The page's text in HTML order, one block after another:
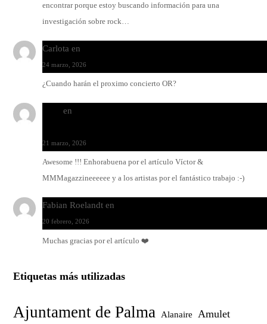
encontrar porque estoy buscando información para una
investigación sobre rock…
Carlota en
24 marzo, 2026
¿Cuando harán el proximo concierto OR?
en
21 marzo, 2026
Awesome !!! Enhorabuena por el artículo Víctor &
MMMagazzineeeeee y a los artistas por el fantástico trabajo :-)
Fabian Roelandt en
20 febrero, 2026
Muchas gracias por el artículo ❤️
Etiquetas más utilizadas
Ajuntament de Palma Alanaire Amulet